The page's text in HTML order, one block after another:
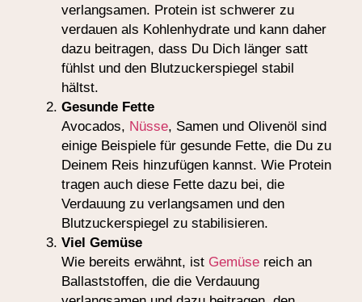
verlangsamen. Protein ist schwerer zu
verdauen als Kohlenhydrate und kann daher
dazu beitragen, dass Du Dich länger satt
fühlst und den Blutzuckerspiegel stabil
hältst.
Gesunde Fette
Avocados, Nüsse, Samen und Olivenöl sind
einige Beispiele für gesunde Fette, die Du zu
Deinem Reis hinzufügen kannst. Wie Protein
tragen auch diese Fette dazu bei, die
Verdauung zu verlangsamen und den
Blutzuckerspiegel zu stabilisieren.
Viel Gemüse
Wie bereits erwähnt, ist Gemüsereich an
Ballaststoffen, die die Verdauung